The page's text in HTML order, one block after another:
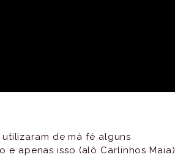
de má fé alguns
apenas isso (alô Carlinhos Maia).